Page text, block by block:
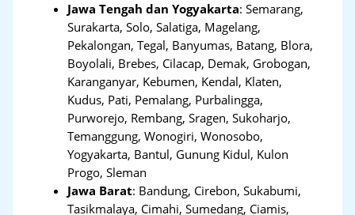
Jawa Tengah dan Yogyakarta:Semarang,
Surakarta, Solo, Salatiga, Magelang,
Pekalongan, Tegal, Banyumas, Batang, Blora,
Boyolali, Brebes, Cilacap, Demak, Grobogan,
Karanganyar, Kebumen, Kendal, Klaten,
Kudus, Pati, Pemalang, Purbalingga,
Purworejo, Rembang, Sragen, Sukoharjo,
Temanggung, Wonogiri, Wonosobo,
Yogyakarta, Bantul, Gunung Kidul, Kulon
Progo, Sleman
Jawa Barat: Bandung, Cirebon, Sukabumi,
Tasikmalaya, Cimahi, Sumedang, Ciamis,